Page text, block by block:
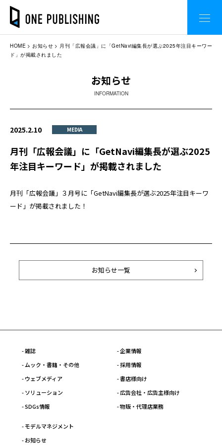
HOME お知らせ
月刊「広報会議」に「GetNavi編集長が選ぶ2025年注目キーワー
ド」が掲載されました
お知らせ
INFORMATION
2025.2.10 MEDIA
月刊「広報会議」に「GetNavi編集長が選ぶ2025
年注目キーワード」が掲載されました
月刊「広報会議」３月号に「GetNavi編集長が選ぶ2025年注目キーワ
ード」が掲載されました！
お知らせ一覧
- 雑誌
- ムック・書籍・その他
- ウェブメディア
- ソリューション
- SDGs情報
- 企業情報
- 採用情報
- 書店様向け
- 広告会社・広告主様向け
- 物販・代理店業務
- モデルマネジメント
- お知らせ